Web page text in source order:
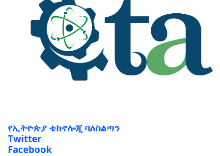
የኢትዮጵያ ቴክኖሎጂ ባለስልጣን
Twitter
Facebook